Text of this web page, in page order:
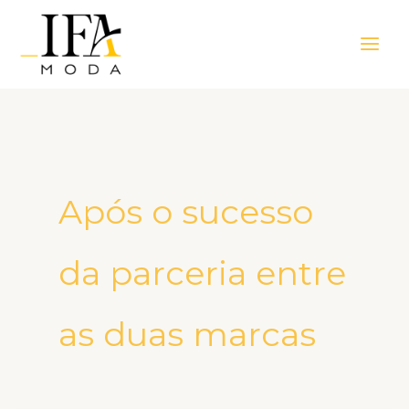
Menu
Após o sucesso
da parceria entre
as duas marcas